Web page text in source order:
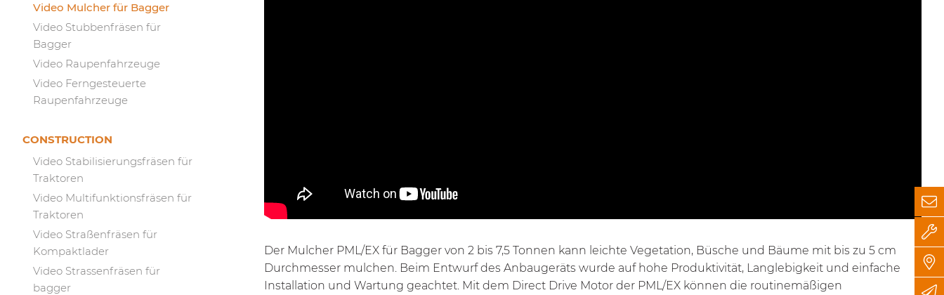
Video Mulcher für Bagger
Video Stubbenfräsen für
Bagger
Video Raupenfahrzeuge
Video Ferngesteuerte
Raupenfahrzeuge
CONSTRUCTION
Video Stabilisierungsfräsen für
Traktoren
Video Multifunktionsfräsen für
Traktoren
Video Straßenfräsen für
Kompaktlader
Video Strassenfräsen für
bagger
Der Mulcher PML/EX für Bagger von 2 bis 7,5 Tonnen kann leichte Vegetation, Büsche und Bäume mit bis zu 5 cm
Durchmesser mulchen. Beim Entwurf des Anbaugeräts wurde auf hohe Produktivität, Langlebigkeit und einfache
Installation und Wartung geachtet. Mit dem Direct Drive Motor der PML/EX können die routinemäßigen